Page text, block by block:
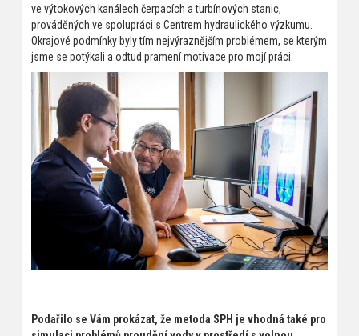
ve výtokových kanálech čerpacích a turbínových stanic,
prováděných ve spolupráci s Centrem hydraulického výzkumu.
Okrajové podmínky byly tím nejvýraznějším problémem, se kterým
jsme se potýkali a odtud pramení motivace pro mojí práci.
Podařilo se Vám prokázat, že metoda SPH je vhodná také pro